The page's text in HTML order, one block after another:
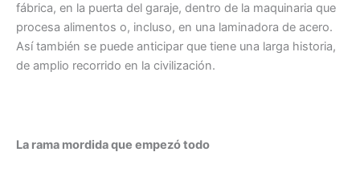
fábrica, en la puerta del garaje, dentro de la maquinaria que
procesa alimentos o, incluso, en una laminadora de acero.
Así también se puede anticipar que tiene una larga historia,
de amplio recorrido en la civilización.
La rama mordida que empezó todo